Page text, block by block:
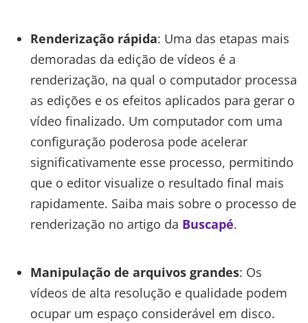
Renderização rápida: Uma das etapas mais
demoradas da edição de vídeos é a
renderização, na qual o computador processa
as edições e os efeitos aplicados para gerar o
vídeo finalizado. Um computador com uma
configuração poderosa pode acelerar
significativamente esse processo, permitindo
que o editor visualize o resultado final mais
rapidamente. Saiba mais sobre o processo de
renderização no artigo da Buscapé.
Manipulação de arquivos grandes: Os
vídeos de alta resolução e qualidade podem
ocupar um espaço considerável em disco.